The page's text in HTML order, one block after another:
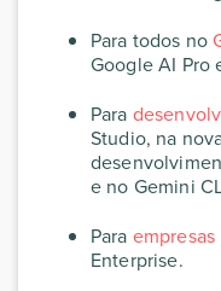
Para todos no
Google AI Pro
Para
Studio, na
e no Gemini
Para empresas
Enterprise.